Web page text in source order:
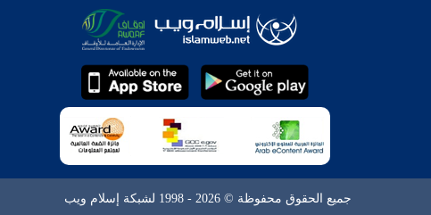
جميع الحقوق محفوظة © 2026 - 1998 لشبكة إسلام ويب